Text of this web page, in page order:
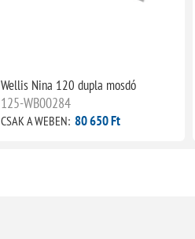
Wellis Nina 120 dupla mosdó
125-WB00284
CSAK A WEBEN: 80 650 Ft